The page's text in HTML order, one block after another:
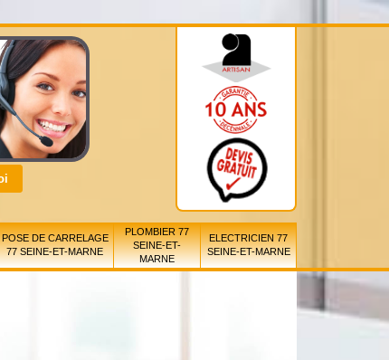
POSE DE CARRELAGE
77 SEINE-ET-MARNE
PLOMBIER 77
SEINE-ET-
MARNE
ELECTRICIEN 77
SEINE-ET-MARNE